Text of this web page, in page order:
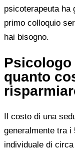
psicoterapeuta ha
primo colloquio
hai bisogno.
Psicologo
quanto
Il costo di una
generalmente tra i
individuale di